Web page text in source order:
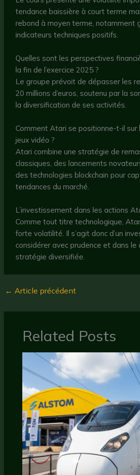
tendance baissière à court terme
rebond à moyen terme, notamment
indicateurs techniques positifs.
Quelles sont les perspectives
la fin de l’exercice 2025 ?
Le groupe prévoit de dépasser les
20 millions d’euros, soutenu par la
la diversification de ses activités.
Comment Atari se positionne-t-il sur
jeux vidéo ?
Atari combine une stratégie de
classiques, des lancements
des technologies blockchain pour
tendances du marché.
L’investissement dans les actions
Comme tout titre technologique,
forte volatilité. Il s’agit donc d’un
considérer avec prudence et dans le
stratégie diversifiée.
← Article précédent
Related Posts